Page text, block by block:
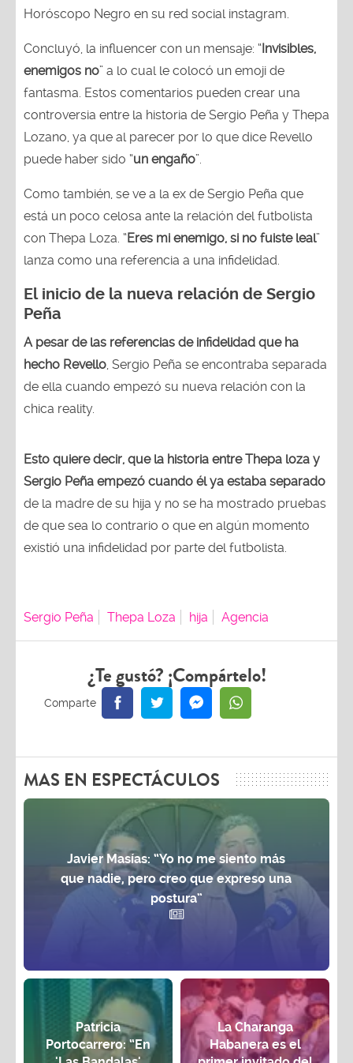
Horóscopo Negro en su red social instagram.
Concluyó, la influencer con un mensaje: “Invisibles,
enemigos no” a lo cual le colocó un emoji de
fantasma. Estos comentarios pueden crear una
controversia entre la historia de Sergio Peña y Thepa
Lozano, ya que al parecer por lo que dice Revello
puede haber sido “un engaño”.
Como también, se ve a la ex de Sergio Peña que
está un poco celosa ante la relación del futbolista
con Thepa Loza. “Eres mi enemigo, si no fuiste leal”
lanza como una referencia a una infidelidad.
El inicio de la nueva relación de Sergio
Peña
A pesar de las referencias de infidelidad que ha
hecho Revello, Sergio Peña se encontraba separada
de ella cuando empezó su nueva relación con la
chica reality.
Esto quiere decir, que la historia entre Thepa loza y
Sergio Peña empezó cuando él ya estaba separado
de la madre de su hija y no se ha mostrado pruebas
de que sea lo contrario o que en algún momento
existió una infidelidad por parte del futbolista.
Sergio Peña Thepa Loza hija Agencia
¿Te gustó? ¡Compártelo!
MAS EN ESPECTÁCULOS
Javier Masías: “Yo no me siento más
que nadie, pero creo que expreso una
postura”
Patricia
Portocarrero: “En
La Charanga
Habanera es el